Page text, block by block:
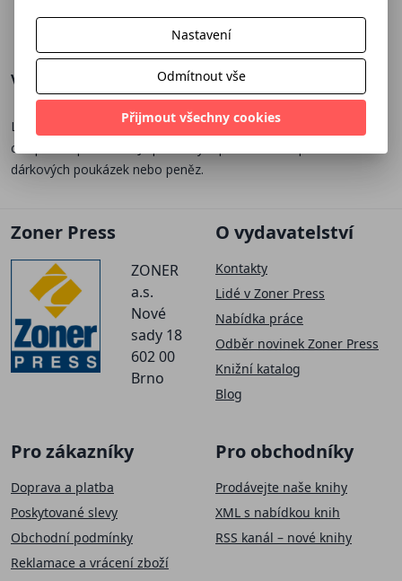
14 Kč 15 Kč 14 Kč 15 Kč
lístky
12 Kč 13 Kč
Více o knize
Luxusní obálka formátu DL s celoročním motivem. Samolepící,
celoplošně potištěná. Je praktickým pomocníkem při balení
dárkových poukázek nebo peněz.
Zoner Press
ZONER
a.s.
Nové
sady 18
602 00
Brno
O vydavatelství
Kontakty
Lidé v Zoner Press
Nabídka práce
Odběr novinek Zoner Press
Knižní katalog
Blog
Pro zákazníky
Doprava a platba
Poskytované slevy
Obchodní podmínky
Reklamace a vrácení zboží
Pro obchodníky
Prodávejte naše knihy
XML s nabídkou knih
RSS kanál – nové knihy
Nastavení
Odmítnout vše
Přijmout všechny cookies